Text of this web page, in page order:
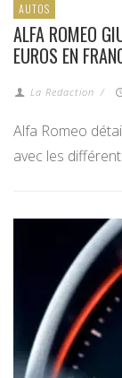
AUTOS
ALFA ROMEO
EUROS EN
La Redaction /
Alfa Romeo
avec les